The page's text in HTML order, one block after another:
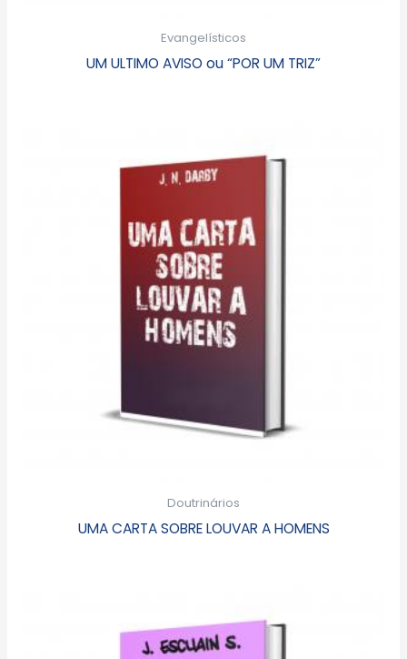
Evangelísticos
UM ULTIMO AVISO ou “POR UM TRIZ”
Doutrinários
UMA CARTA SOBRE LOUVAR A HOMENS